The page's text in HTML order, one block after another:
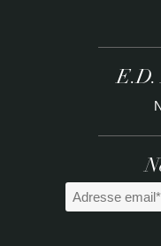
E.D.